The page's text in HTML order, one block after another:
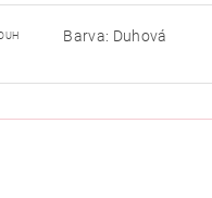
Barva: Duhová